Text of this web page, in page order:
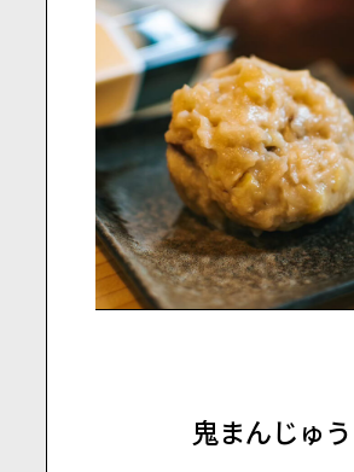
鬼まんじゅう